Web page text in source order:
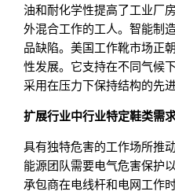
油和耐化学性提高了工业厂
外混合工作的工人。智能制
品缺陷。美国工作靴市场正
性发展。它支持在不同气候
采用在压力下保持结构的先进
扩展行业中行业特定鞋类需
具有独特危害的工作场所推
能源团队需要电气危害保护
承包商在电线杆和电网工作